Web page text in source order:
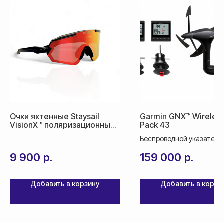
Очки яхтенные Staysail
VisionX™ поляризационные
9 900 р.
Добавить в корзину
Garmin GNX™
Pack 43
Беспроводной
датчиками
159 000 р.
Добавить в